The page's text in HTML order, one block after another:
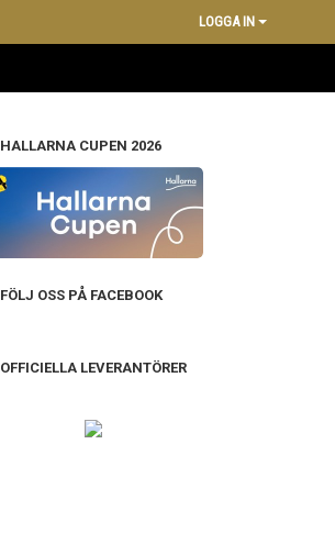
LOGGA IN
HALLARNA CUPEN 2026
FÖLJ OSS PÅ FACEBOOK
OFFICIELLA LEVERANTÖRER